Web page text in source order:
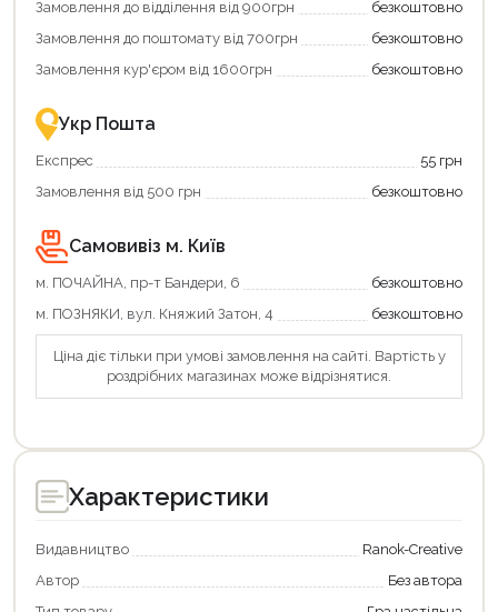
Замовлення до відділення від 900грн
безкоштовно
Замовлення до поштомату від 700грн
безкоштовно
Замовлення кур'єром від 1600грн
безкоштовно
Укр Пошта
Експрес
55 грн
Замовлення від 500 грн
безкоштовно
Самовивіз м. Київ
м. ПОЧАЙНА, пр-т Бандери, 6
безкоштовно
м. ПОЗНЯКИ, вул. Княжий Затон, 4
безкоштовно
Ціна діє тільки при умові замовлення на сайті. Вартість у
роздрібних магазинах може відрізнятися.
Характеристики
Видавництво
Ranok-Creative
Автор
Без автора